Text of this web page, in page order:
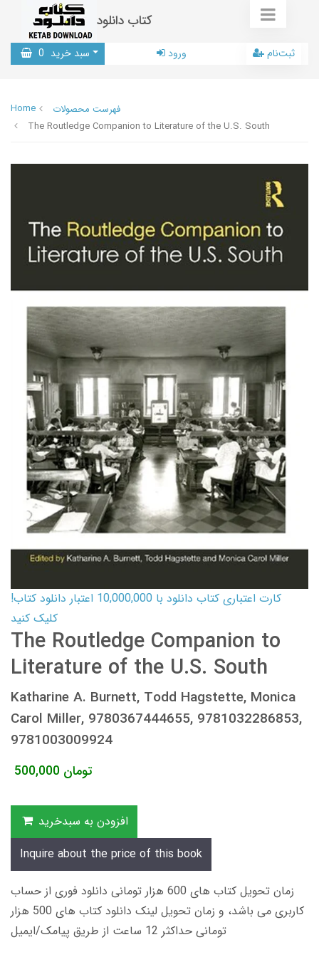
کتاب دانلود
سبد خرید 0 ورود ثبت‌نام
Home
فهرست محصولات
The Routledge Companion to Literature of the U.S. South
کارت اعتباری کتاب دانلود با 10,000,000 اعتبار دانلود کتاب!
کلیک کنید
The Routledge Companion to
Literature of the U.S. South
Katharine A. Burnett, Todd Hagstette, Monica
Carol Miller, 9780367444655, 9781032286853,
9781003009924
500,000 تومان
افزودن به سبدخرید
Inquire about the price of this book
زمان تحویل کتاب های 600 هزار تومانی دانلود فوری از حساب
کاربری می باشد، و زمان تحویل لینک دانلود کتاب های 500 هزار
تومانی حداکثر 12 ساعت از طریق پیامک/ایمیل